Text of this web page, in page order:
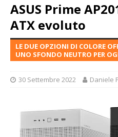
ASUS Prime
ATX evoluto
LE DUE OPZIONI DI COLORE
UNO SFONDO NEUTRO PER
30 Settembre 2022 Daniele